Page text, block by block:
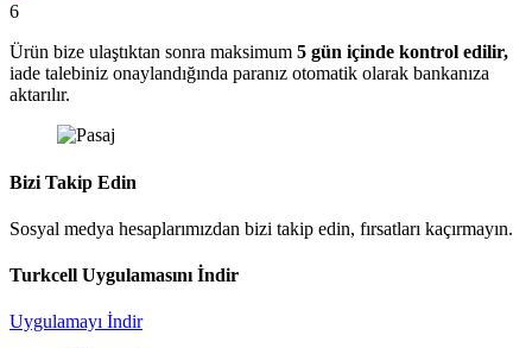
6
Ürün bize ulaştıktan sonra maksimum 5 gün içinde kontrol edilir,
iade talebiniz onaylandığında paranız otomatik olarak bankanıza
aktarılır.
Bizi Takip Edin
Sosyal medya hesaplarımızdan bizi takip edin, fırsatları kaçırmayın.
Turkcell Uygulamasını İndir
Uygulamayı İndir